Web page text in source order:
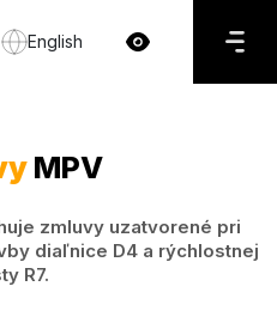
English
MPV
zmluvy uzatvorené pri
diaľnice D4 a rýchlostnej
R7.